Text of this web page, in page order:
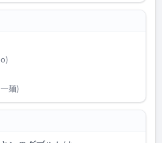
麺)